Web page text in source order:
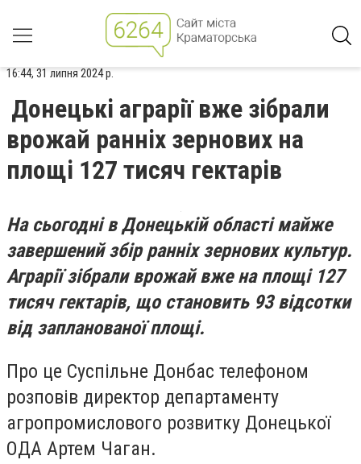
16:44, 31 липня 2024 р.
Донецькі аграрії вже зібрали
врожай ранніх зернових на
площі 127 тисяч гектарів
На сьогодні в Донецькій області майже
завершений збір ранніх зернових культур.
Аграрії зібрали врожай вже на площі 127
тисяч гектарів, що становить 93 відсотки
від запланованої площі.
Про це Суспільне Донбас телефоном
розповів директор департаменту
агропромислового розвитку Донецької
ОДА Артем Чаган.